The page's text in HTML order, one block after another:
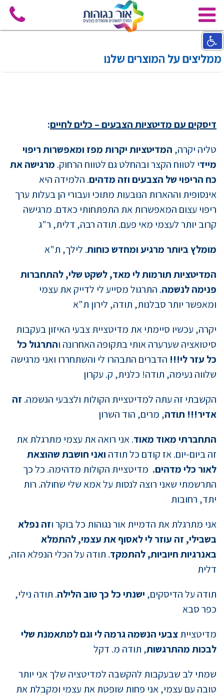
ממליצים על המוצרים שלנו
דיסקים עם מדיטציות הצבעים – כלים לחיים:
טליה יקרה, המדיטציות יקרות מפז ומאפשרות ריפוי
מיידי לטווח הקצר ובהחלט גם לטווח הרחוק. מרגישה את
כח הריפוי של הצבעים וזה מדהים. הלמידה היא
אינסופית וההארות הנובעות מתוכי ועבורי הן בעלות ערך
ריפוי עצום המאפשרות את התפתחותי כאדם. מרגישה
קרוב יותר לעצמי מאי פעם. תודה רבה, דלית, ר"ג
מומלץ ביותר מרגיע ומחדש כוחות. לילך, ת"א
המדיטציות תורמות לי מאד, לשקט שלי, להתחברות
פנימה לנשמה. התרגול מסייע לי לדייק את עצמי
ומאפשר יותר סבלנות, תודה, לירון ת"א
יקרה, עכשיו סיימתי את מדיטציית צבעי האיזון בעקבות
סיטואציה שערערה אותי בתקופה האחרונה והתרגול כל
כל עזר לי!!! הדברים התבהרו לי והשתחררו ואני מרגישה
שלווה נעימה, תודה! כלנית, ק. עקרון
הקשבתי זה עתה למדיטציית הקולות ולצבעי הנשמה. זה
אדיר!!! תודה, מרים, הוד השרון
התחברתי מאוד מאוד. אני רואה את עצמי מתרגלת את
זה ביום-יום. אז קודם כל תודה ואני חושבת שהוצאת
לאור כלי מדהים. מדיטציית הקולות מדהימה. כל כך
התרשמתי שאני רוצה לנסות על אמא שלי שחולה. רות
יתד, רחובות
אני מתרגלת את הדמיית אור נגוהות כל בוקר וזה נפלא
בשבילי, זה עוזר לי לאסוף את עצמי, להתמלא
באנרגיות חיוביות, להתמקד. תודה על הכלי הנפלא הזה,
דלית
תודה על הדיסקים, ישנתי כל כך טוב הלילה. תודה נילי,
כפר סבא
מדיטצייתצבעי הנשמה גרמה לי וגם למתאמנת שלי
לבכות מהתרגשות, תודה מ. דקל
שמתי לב שבעקבות להקשבה למדיטציה שלך אני יותר
טובה עם עצמי, אני פחות שופטת את עצמי ומקבלת את